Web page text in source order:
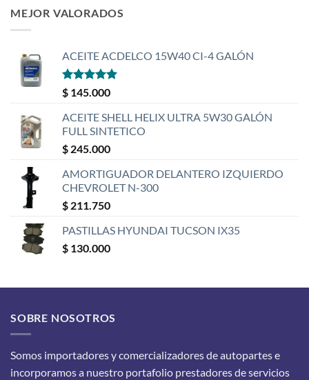
MEJOR VALORADOS
ACEITE ACDELCO 15W40 CI-4 GALÓN
Valorado
con
$ 145.000
ACEITE SHELL HELIX ULTRA 5W30 GALÓN
FULL SINTETICO
$ 245.000
AMORTIGUADOR DELANTERO IZQUIERDO
CHEVROLET N-300
$ 211.750
PASTILLAS HYUNDAI TUCSON IX35
$ 130.000
SOBRE NOSOTROS
Somos importadores y comercializadores de autopartes e
incorporamos a nuestro portafolio prestadores de servicios